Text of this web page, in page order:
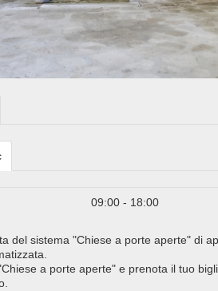
09:00 - 18:00
del sistema "Chiese a porte aperte" di
a porte aperte" e prenota il tuo